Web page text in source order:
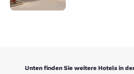
Unten finden Sie weitere Hotels in